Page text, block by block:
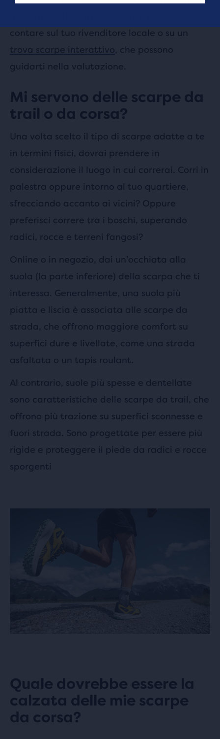
contare sul tuo rivenditore locale o su un
trova scarpe interattivo, che possono
guidarti nella valutazione.
Mi servono delle scarpe da
trail o da corsa?
Una volta scelto il tipo di scarpe adatte a te
in termini fisici, dovrai prendere in
considerazione il luogo in cui correrai. Corri in
palestra oppure intorno al tuo quartiere,
sfrecciando accanto ai vicini? Oppure
preferisci correre tra i boschi, superando
radici, rocce e terreni fangosi?
Online o in negozio, dai un’occhiata alla
suola (la parte inferiore) della scarpa che ti
interessa. Generalmente, una suola più
piatta e liscia è associata alle scarpe da
strada, che offrono maggiore comfort su
superfici dure e livellate, come una strada
asfaltata o un tapis roulant.
Al contrario, suole più spesse e dentellate
sono caratteristiche delle scarpe da trail, che
offrono più trazione su superfici sconnesse e
fuori strada. Sono progettate per essere più
rigide e proteggere il piede da radici e rocce
sporgenti
Quale dovrebbe essere la
calzata delle mie scarpe
da corsa?